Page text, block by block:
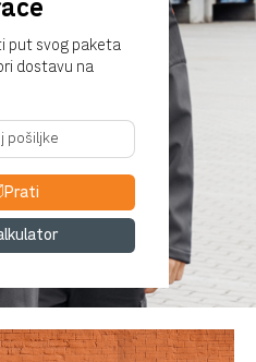
put svog paketa
dostavu na
Prati